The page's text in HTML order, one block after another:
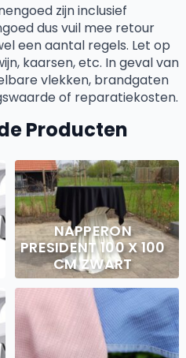
zijn inclusief
dus vuil mee retour
een aantal regels. Let op
kaarsen, etc. In geval van
vlekken, brandgaten
of reparatiekosten.
Producten
NAPPERON
PRESIDENT 100 X 100
CM ZWART